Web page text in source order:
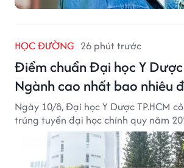
HỌC ĐƯỜNG 26 phút trước
Điểm chuẩn Đại học Y Dược
Ngành cao nhất bao nhiêu
Ngày 10/8, Đại học Y Dược TP.HCM
trúng tuyển đại học chính quy năm